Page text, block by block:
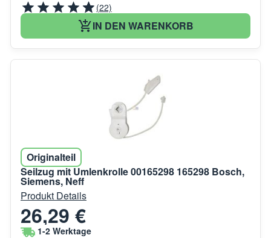
(22)
IN DEN WARENKORB
Originalteil
Seilzug mit Umlenkrolle 00165298 165298 Bosch,
Siemens, Neff
Produkt Details
26,29 €
1-2 Werktage